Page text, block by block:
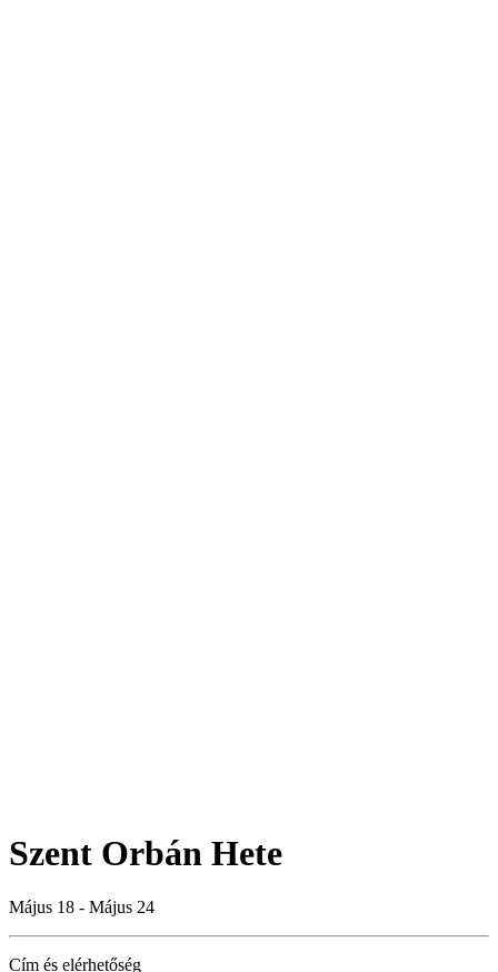
Szent Orbán Hete
Május 18 - Május 24
Cím és elérhetőség